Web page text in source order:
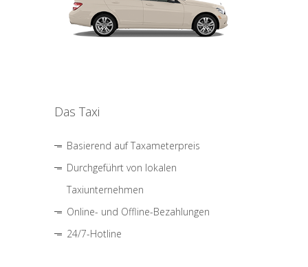
Das Taxi
Basierend auf Taxameterpreis
Durchgeführt von lokalen
Taxiunternehmen
Online- und Offline-Bezahlungen
24/7-Hotline